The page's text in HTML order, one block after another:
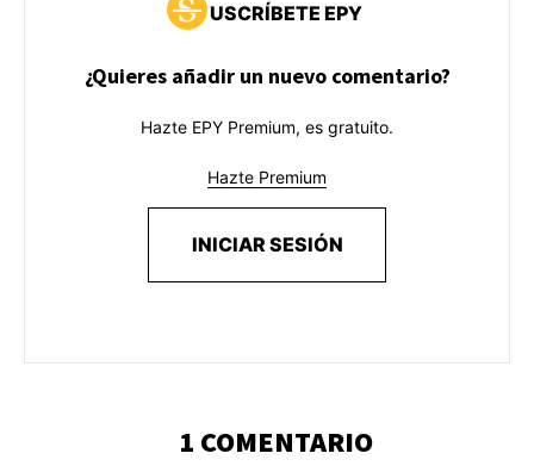
USCRÍBETE EPY
¿Quieres añadir un nuevo comentario?
Hazte EPY Premium, es gratuito.
Hazte Premium
INICIAR SESIÓN
1 COMENTARIO